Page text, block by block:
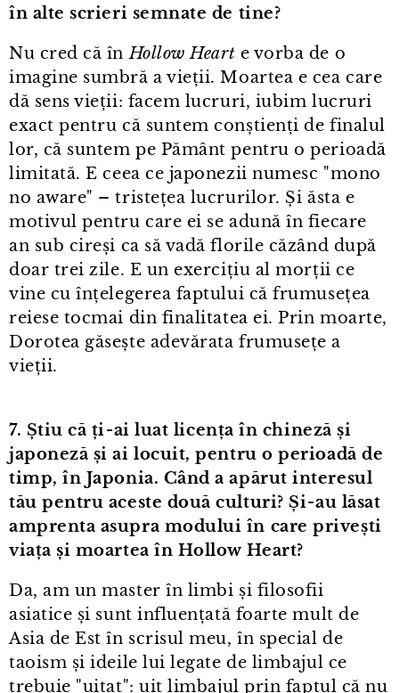
în alte scrieri semnate de tine?
Nu cred că înHollow Heart e vorba de o
imagine sumbră a vieții. Moartea e cea care
dă sens vieții: facem lucruri, iubim lucruri
exact pentru că suntem conștienți de finalul
lor, că suntem pe Pământ pentru o perioadă
limitată. E ceea ce japonezii numesc "mono
no aware" – tristețea lucrurilor. Și ăsta e
motivul pentru care ei se adună în fiecare
an sub cireși ca să vadă florile căzând după
doar trei zile. E un exercițiu al morții ce
vine cu înțelegerea faptului că frumusețea
reiese tocmai din finalitatea ei. Prin moarte,
Dorotea găsește adevărata frumusețe a
vieții.
7. Știu că ți⁠-⁠ai luat licența în chineză și
japoneză și ai locuit, pentru o perioadă de
timp, în Japonia. Când a apărut interesul
tău pentru aceste două culturi? Și⁠-⁠au lăsat
amprenta asupra modului în care privești
viața și moartea în Hollow Heart?
Da, am un master în limbi și filosofii
asiatice și sunt influențată foarte mult de
Asia de Est în scrisul meu, în special de
taoism și ideile lui legate de limbajul ce
trebuie "uitat": uit limbajul prin faptul că nu